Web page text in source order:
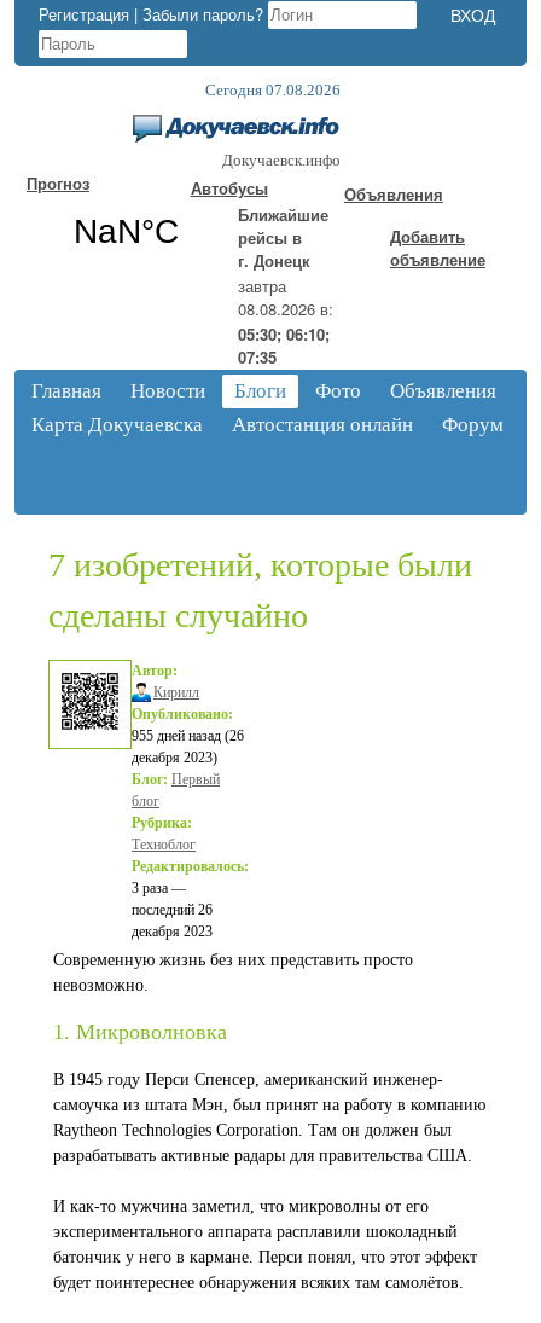
Регистрация | Забыли пароль?
Сегодня 07.08.2026
Докучаевск.инфо
Прогноз
Автобусы
Ближайшие
рейсы в
г. Донецк
завтра
08.08.2026 в:
05:30; 06:10;
07:35
Объявления
Добавить
объявление
Главная Новости Блоги Фото
Объявления
Карта Докучаевска
Автостанция онлайн Форум
7 изобретений, которые были
сделаны случайно
Автор:
Кирилл
Опубликовано:
955 дней назад (26
декабря 2023)
Блог: Первый
блог
Рубрика:
Техноблог
Редактировалось:
3 раза —
последний 26
декабря 2023
Современную жизнь без них представить просто
невозможно.
1. Микроволновка
В 1945 году Перси Спенсер, американский инженер-
самоучка из штата Мэн, был принят на работу в компанию
Raytheon Technologies Corporation. Там он должен был
разрабатывать активные радары для правительства США.
И как-то мужчина заметил, что микроволны от его
экспериментального аппарата расплавили шоколадный
батончик у него в кармане. Перси понял, что этот эффект
будет поинтереснее обнаружения всяких там самолётов.